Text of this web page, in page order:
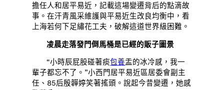
擔任人和居平易近，記載這場變遷背后的點滴故
事。在汗青風采維護與平易近生改良均衡中，看
上海若何下足繡花工夫，破解這道世界級困難。
凌晨走落發門倒馬桶是已經的販子圖景
“小時辰屁股碰著痰包養盂的冰冷感，我一
輩子都忘不了。”小西門居平易近區居委會副主
任、85后殷韡婷笑著搖頭。說起今昔變遷，她感